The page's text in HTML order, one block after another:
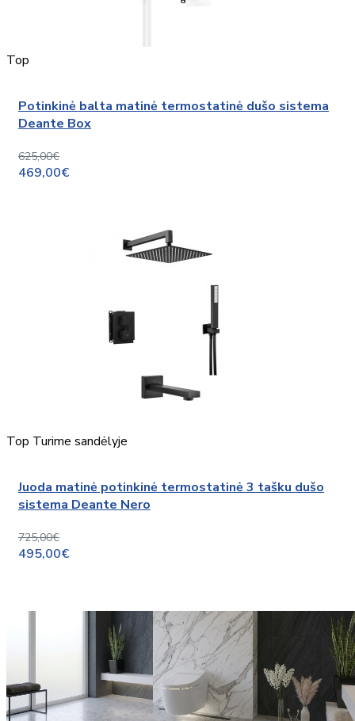
Top
Potinkinė balta matinė termostatinė dušo sistema
Deante Box
625,00€
469,00€
Top Turime sandėlyje
Juoda matinė potinkinė termostatinė 3 tašku dušo
sistema Deante Nero
725,00€
495,00€